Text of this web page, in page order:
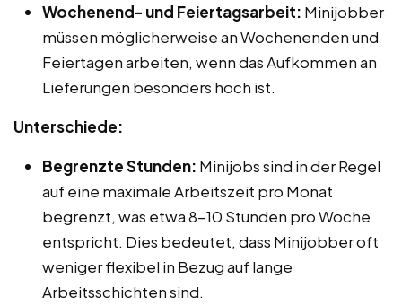
Wochenend- und Feiertagsarbeit: Minijobber
müssen möglicherweise an Wochenenden und
Feiertagen arbeiten, wenn das Aufkommen an
Lieferungen besonders hoch ist.
Unterschiede:
Begrenzte Stunden: Minijobs sind in der Regel
auf eine maximale Arbeitszeit pro Monat
begrenzt, was etwa 8-10 Stunden pro Woche
entspricht. Dies bedeutet, dass Minijobber oft
weniger flexibel in Bezug auf lange
Arbeitsschichten sind.